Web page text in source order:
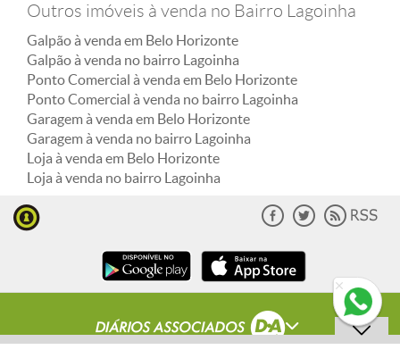
Outros imóveis à venda no Bairro Lagoinha
Galpão à venda em Belo Horizonte
Galpão à venda no bairro Lagoinha
Ponto Comercial à venda em Belo Horizonte
Ponto Comercial à venda no bairro Lagoinha
Garagem à venda em Belo Horizonte
Garagem à venda no bairro Lagoinha
Loja à venda em Belo Horizonte
Loja à venda no bairro Lagoinha